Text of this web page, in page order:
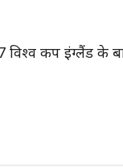
कप इंग्लैंड के